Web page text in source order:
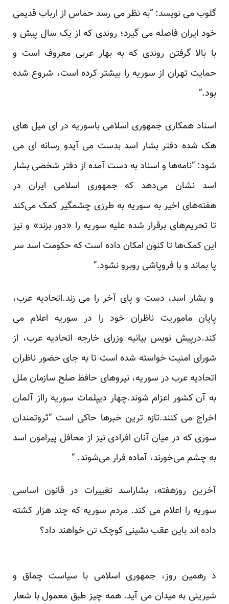
گلوب می نویسد: “به نظر می رسد حماس از ارباب قدیمی
خود ایران فاصله می گیرد؛ روندی که از یک سال پیش و
با بالا گرفتن روندی که به بهار عربی معروف است و
حمایت تهران از سوریه را بیشتر کرده است، شروع شده
بود.”
اسناد همکاری جمهوری اسلامی باسوریه در ای میل های
هک شده دفتر بشار اسد بدست می آیدو رسانه ای می
شود: “نامه‌ها و اسناد به دست آمده از دفتر شخصی بشار
اسد نشان می‌دهد که جمهوری اسلامی ایران در
هفته‌های اخیر به سوریه به طرزی چشمگیر کمک می‌کند
تا تحریم‌های برقرار شده علیه سوریه را «دور بزند» و نیز
این کمک‌ها تا کنون امکان داده است که حکومت اسد سر
پا بماند و با فروپاشی روبرو نشود.”
و بشار اسد، دست و پای آخر را می زند.اتحادیه عرب،
پایان ماموریت ناظران خود را در سوریه اعلام می
کند.درپیش نویس بیانیه وزرای خارجه اتحادیه عرب، از
شورای امنیت خواسته شده است تا به جای حضور ناظران
اتحادیه عرب در سوریه، نیروهای حافظ صلح سازمان ملل
به آن کشور اعزام شوند.چهار دیپلمات سوریه رااز آلمان
اخراج می کنند.تازه ترین خبرها حاکی است “ثروتمندان
سوری که در میان آنان افرادی نیز از محافل پیرامون اسد
به چشم می‌خورند، آماده‌ فرار می‌شوند. “
آخرین روزهفته، بشاراسد تغییرات در قانون اساسی
سوریه را اعلام می کند. مردم سوریه که چند هزار کشته
داده اند باین عقب نشینی کوچک تن خواهند داد؟
د رهمین روز، جمهوری اسلامی با سیاست چماق و
شیرینی به میدان می آید. همه چیز طبق معمول با شعار